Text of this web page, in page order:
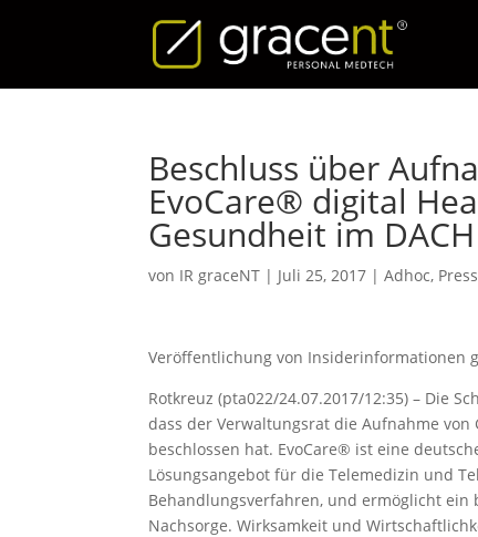
Beschluss über
EvoCare® digital
Gesundheit im
von IR graceNT | Juli 25, 2017 |Adhoc,
Veröffentlichung von Insiderinformationen
Rotkreuz (pta022/24.07.2017/12:35) – Die
dass der Verwaltungsrat die Aufnahme
beschlossen hat. EvoCare® ist eine
Lösungsangebot für die Telemedizin und
Behandlungsverfahren, und ermöglicht ein
Nachsorge. Wirksamkeit und